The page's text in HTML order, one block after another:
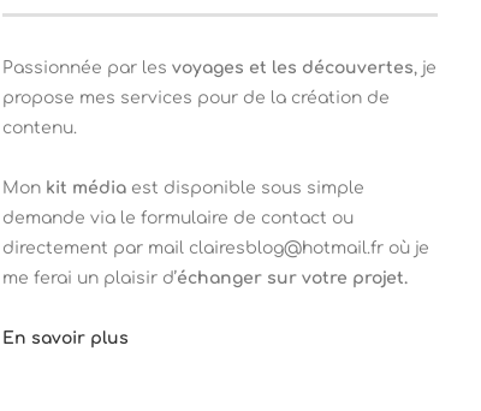
Passionnée par les voyages et les découvertes, je
propose mes services pour de la création de
contenu.
Mon kit médiaest disponible sous simple
demande via le formulaire de contact ou
directement par mail clairesblog@hotmail.fr où je
me ferai un plaisir d’échanger sur votre projet.
En savoir plus